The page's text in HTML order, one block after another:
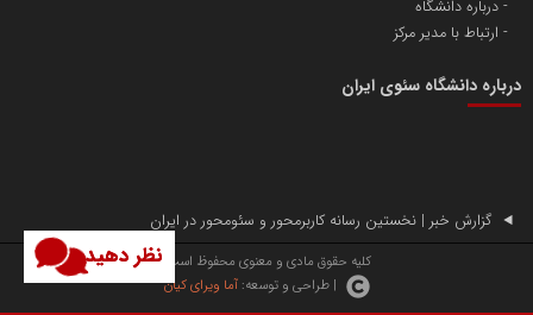
نظر دهید
پایگاه اطلاع رسانی اعتلای نهادهای مردمی
انتشار گسترده محتوا در رسانه گزارش خبر
مسعودصادقی
درباره دانشگاه
ارتباط با مدیر مرکز
درباره دانشگاه سئوی ایران
گزارش خبر | نخستین رسانه کاربرمحور و سئومحور در ایران
کلیه حقوق مادی و معنوی محفوظ است.
| طراحی و توسعه: آما ویرای کیان